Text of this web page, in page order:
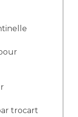
trocart